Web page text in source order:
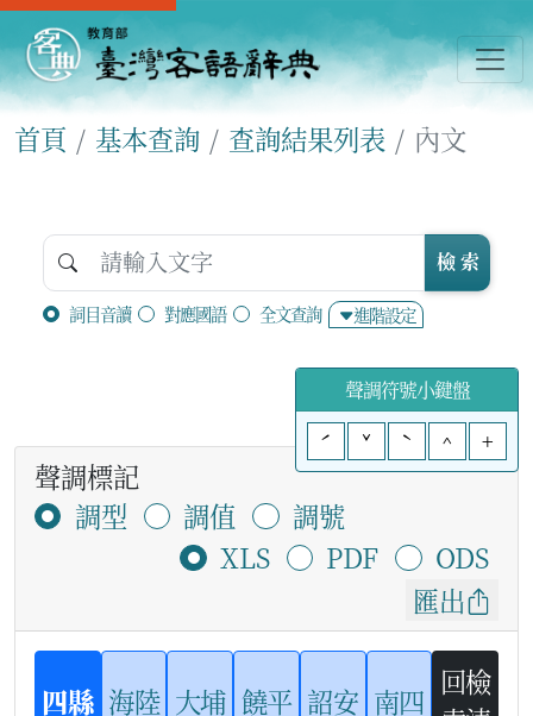
首頁 基本查詢 查詢結果列表 內文
詞目音讀 對應國語 全文查詢 進階設定
檢 索
聲調符號小鍵盤
ˊ
ˇ ˋ ^ +
聲調標記
調型
調值
調號
XLS
PDF
ODS
匯出
四縣 海陸 大埔 饒平 詔安 南四
回檢